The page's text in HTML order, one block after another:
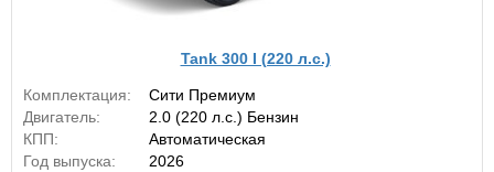
Tank 300 I (220 л.с.)
Комплектация:
Сити Премиум
Двигатель:
2.0 (220 л.с.) Бензин
КПП:
Автоматическая
Год выпуска:
2026